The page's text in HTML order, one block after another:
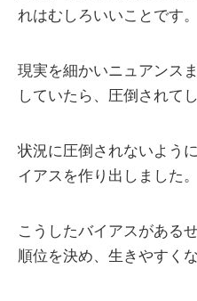
れはむしろいいことです。
現実を細かいニュアンス
していたら、圧倒されて
状況に圧倒されないよう
イアスを作り出しました。
こうしたバイアスがある
順位を決め、生きやすくな